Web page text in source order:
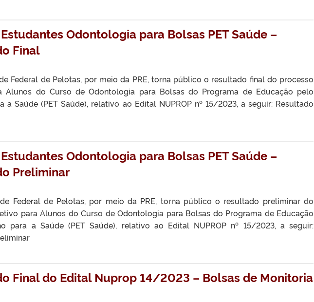
Odontologia para Bolsas PET Saúde –
Final
Federal de Pelotas, por meio da PRE, torna público o resultado final do processo
Alunos do Curso de Odontologia para Bolsas do Programa de Educação pelo
a Saúde (PET Saúde), relativo ao Edital NUPROP nº 15/2023, a seguir: Resultado
Odontologia para Bolsas PET Saúde –
Preliminar
Federal de Pelotas, por meio da PRE, torna público o resultado preliminar do
para Alunos do Curso de Odontologia para Bolsas do Programa de Educação
para a Saúde (PET Saúde), relativo ao Edital NUPROP nº 15/2023, a seguir:
Final do Edital Nuprop 14/2023 – Bolsas de Monitoria